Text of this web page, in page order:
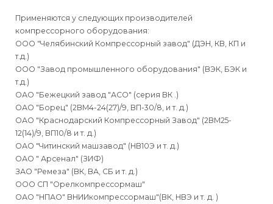
Применяются у следующих производителей
компрессорного оборудования:
ООО "Челябинский Компрессорный завод" (ДЭН, КВ, КП и
т.д.)
ООО "Завод промышленного оборудования" (ВЭК, БЭК и
т.д.)
ОАО "Бежецкий завод "АСО" (серия ВК .)
ОАО "Борец" (2ВМ4-24(27)/9, ВП-30/8, и т. д.)
ОАО "Краснодарский Компрессорный Завод" (2ВМ25-
12(14)/9, ВП10/8 и т. д.)
ОАО "Читинский машзавод" (НВ10Э и т. д.)
ОАО " Арсенал" (ЗИФ)
ЗАО "Ремеза" (ВК, ВА, СБ и т. д.)
ООО СП "Орелкомпрессормаш"
ОАО "НПАО" ВНИИкомпрессормаш"(ВК, НВЭ и т. д. )